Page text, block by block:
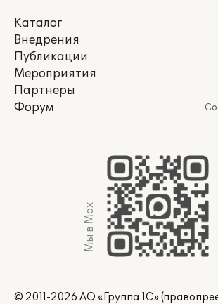
Каталог
Внедрения
Публикации
Мероприятия
Партнеры
Форум
Мы в Max
© 2011-2026 АО «Группа 1С»